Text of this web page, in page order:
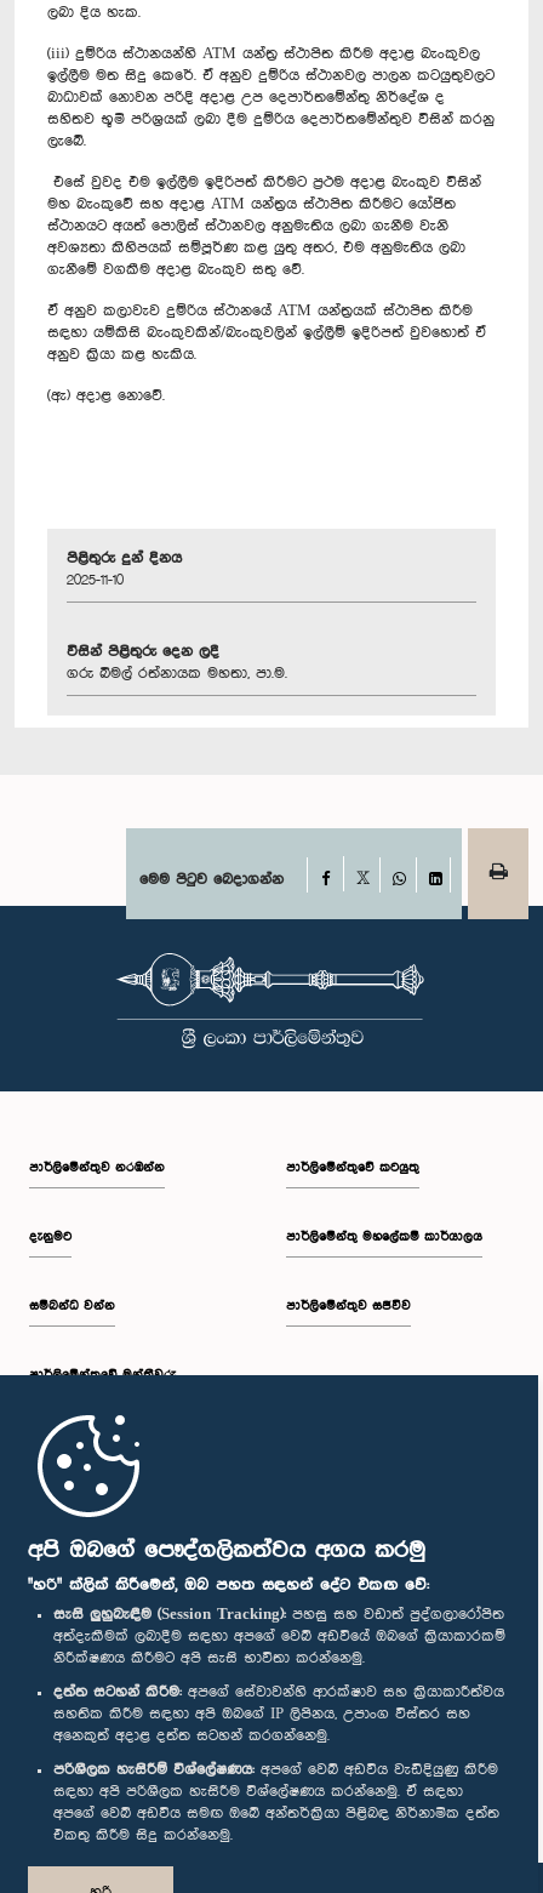
අපි ඔබගේ පෞද්ගලිකත්වය අගය කරමු
"හරි" ක්ලික් කිරීමෙන්, ඔබ පහත සඳහන් දේට එකඟ වේ:
සැසි ලුහුබැඳීම (Session Tracking): පහසු සහ වඩාත් පුද්ගලාරෝපිත
අත්දැකීමක් ලබාදීම සඳහා අපගේ වෙබ් අඩවියේ ඔබගේ ක්‍රියාකාරකම්
නිරීක්ෂණය කිරීමට අපි සැසි භාවිතා කරන්නෙමු.
දත්ත සටහන් කිරීම: අපගේ සේවාවන්හි ආරක්ෂාව සහ ක්‍රියාකාරීත්වය
සහතික කිරීම සඳහා අපි ඔබගේ IP ලිපිනය, උපාංග විස්තර සහ
අනෙකුත් අදාළ දත්ත සටහන් කරගන්නෙමු.
පරිශීලක හැසිරීම් විශ්ලේෂණය: අපගේ වෙබ් අඩවිය වැඩිදියුණු කිරීම
සඳහා අපි පරිශීලක හැසිරීම විශ්ලේෂණය කරන්නෙමු. ඒ සඳහා
අපගේ වෙබ් අඩවිය සමඟ ඔබේ අන්තර්ක්‍රියා පිළිබඳ නිර්නාමික දත්ත
එකතු කිරීම සිදු කරන්නෙමු.
ලබා දිය හැක.
(iii) දුම්රිය ස්ථානයන්හි ATM යන්ත්‍ර ස්ථාපිත කිරීම අදාළ බැංකුවල
ඉල්ලීම මත සිදු කෙරේ. ඒ අනුව දුම්රිය ස්ථානවල පාලන කටයුතුවලට
බාධාවක් නොවන පරිදි අදාළ උප දෙපාර්තමේන්තු නිර්දේශ ද
සහිතව භූමි පරිශ්‍රයක් ලබා දීම දුම්රිය දෙපාර්තමේන්තුව විසින් කරනු
ලැබේ.
‍ එසේ වුවද එම ඉල්ලීම ඉදිරිපත් කිරීමට ප්‍රථම අදාළ බැංකුව විසින්
මහ බැංකුවේ සහ අදාළ ATM යන්ත්‍රය ස්ථාපිත කිරීමට යෝජිත
ස්ථානයට අයත් පොලිස් ස්ථානවල අනුමැතිය ලබා ගැනීම වැනි
අවශ්‍යතා කිහිපයක් සම්පූර්ණ කළ යුුතු අතර, එම අනුමැතිය ලබා
ගැනීමේ වගකීම අදාළ බැංකුව සතු වේ.
ඒ අනුව කලාවැව දුම්රිය ස්ථානයේ ATM යන්ත්‍රයක් ස්ථාපිත කිරීම
සඳහා යම්කිසි බැංකුවකින්/බැංකුවලින් ඉල්ලීම් ඉදිරිපත් වුවහොත් ඒ
අනුව ක්‍රියා කළ හැකිය.
(ඇ) අදාළ නොවේ.
පිළිතුරු දුන් දිනය
2025-11-10
විසින් පිළිතුරු දෙන ලදී
ගරු බිමල් රත්නායක මහතා, පා.ම.
මෙම පිටුව බෙදාගන්න Facebook
WhatsAppLinkedIn
පාර්ලි‌මේන්තුව නරඹන්න
දැනුමට
සම්බන්ධ වන්න
පාර්ලි‌මේන්තුවේ මන්ත්‍රීවරු
මුල් පිටුව
පාර්ලිමේන්තුවේ කටයුතු
පාර්ලිමේන්තු මහලේකම් කාර්යාලය
පාර්ලිමේන්තුව සජීවීව
පාර්ලිමේන්තු ජංගම යෙදුම
අප හා සම්බන්ධ වී සිටින්න :
සම්මාන
පෞද්ගලිකත්ව ප්‍රතිපත්තිය